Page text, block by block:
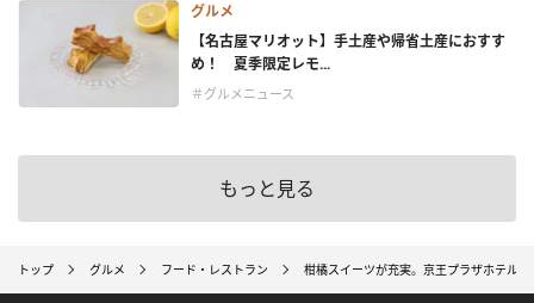
グルメ
【名古屋マリオット】手土産や帰省土産におすす
め！ 夏季限定レモ...
＃グルメニュース
もっと見る
トップ グルメ フード・レストラン 柑橘スイーツが充実。京王プラザホテル